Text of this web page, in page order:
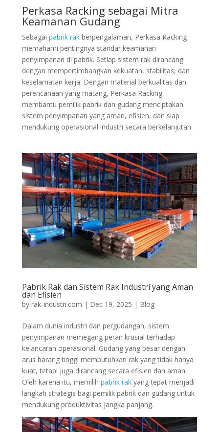
Perkasa Racking sebagai Mitra
Keamanan Gudang
Sebagai pabrik rakberpengalaman, Perkasa Racking
memahami pentingnya standar keamanan
penyimpanan di pabrik. Setiap sistem rak dirancang
dengan mempertimbangkan kekuatan, stabilitas, dan
keselamatan kerja. Dengan material berkualitas dan
perencanaan yang matang, Perkasa Racking
membantu pemilik pabrik dan gudang menciptakan
sistem penyimpanan yang aman, efisien, dan siap
mendukung operasional industri secara berkelanjutan.
Pabrik Rak dan Sistem Rak Industri yang Aman
dan Efisien
by rak-industri.com | Dec 19, 2025 | Blog
Dalam dunia industri dan pergudangan, sistem
penyimpanan memegang peran krusial terhadap
kelancaran operasional. Gudang yang besar dengan
arus barang tinggi membutuhkan rak yang tidak hanya
kuat, tetapi juga dirancang secara efisien dan aman.
Oleh karena itu, memilih pabrik rakyang tepat menjadi
langkah strategis bagi pemilik pabrik dan gudang untuk
mendukung produktivitas jangka panjang.